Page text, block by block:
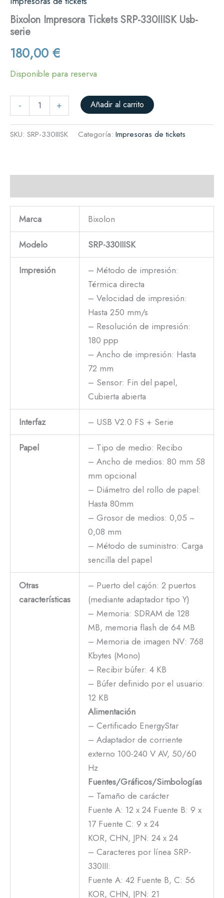
Bixolon Impresora Tickets SRP-330IIISK Usb-
serie
180,00 €
Disponible para reserva
- + Añadir al carrito
SKU: SRP-330IIISK Categoría: Impresoras de tickets
Marca Bixolon
Modelo SRP-330IIISK
Impresión
– Método de impresión:
Térmica directa
– Velocidad de impresión:
Hasta 250 mm/s
– Resolución de impresión:
180 ppp
– Ancho de impresión: Hasta
72 mm
– Sensor: Fin del papel,
Cubierta abierta
Interfaz – USB V2.0 FS + Serie
Papel
– Tipo de medio: Recibo
– Ancho de medios: 80 mm 58
mm opcional
– Diámetro del rollo de papel:
Hasta 80mm
– Grosor de medios: 0,05 ~
0,08 mm
– Método de suministro: Carga
sencilla del papel
Otras
características
– Puerto del cajón: 2 puertos
(mediante adaptador tipo Y)
– Memoria: SDRAM de 128
MB, memoria flash de 64 MB
– Memoria de imagen NV: 768
Kbytes (Mono)
– Recibir búfer: 4 KB
– Búfer definido por el usuario:
12 KB
Alimentación
– Certificado EnergyStar
– Adaptador de corriente
externo 100-240 V AV, 50/60
Hz
Fuentes/Gráficos/Simbologías
– Tamaño de carácter
Fuente A: 12 x 24 Fuente B: 9 x
17 Fuente C: 9 x 24
KOR, CHN, JPN: 24 x 24
– Caracteres por línea SRP-
330III:
Fuente A: 42 Fuente B, C: 56
KOR, CHN, JPN: 21